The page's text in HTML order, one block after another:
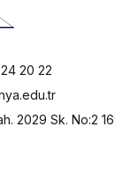
20 22
2029 Sk. No:2